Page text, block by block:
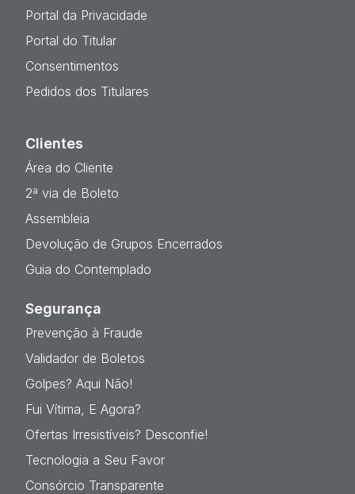
Portal da Privacidade
Portal do Titular
Consentimentos
Pedidos dos Titulares
Clientes
Área do Cliente
2ª via de Boleto
Assembleia
Devolução de Grupos Encerrados
Guia do Contemplado
Segurança
Prevenção à Fraude
Validador de Boletos
Golpes? Aqui Não!
Fui Vítima, E Agora?
Ofertas Irresistíveis? Desconfie!
Tecnologia a Seu Favor
Consórcio Transparente